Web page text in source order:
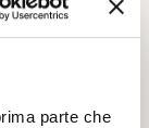
parte che